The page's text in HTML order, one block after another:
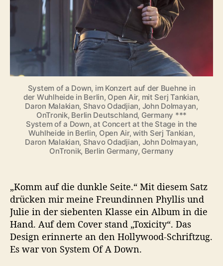
S
e
r
j
T
n
k
i
a
n
u
n
d
r
o
n
M
a
l
System of a Down, im Konzert auf der Buehne in
der Wuhlheide in Berlin, Open Air, mit Serj Tankian,
Daron Malakian, Shavo Odadjian, John Dolmayan,
OnTronik, Berlin Deutschland, Germany ***
System of a Down, at Concert at the Stage in the
Wuhlheide in Berlin, Open Air, with Serj Tankian,
Daron Malakian, Shavo Odadjian, John Dolmayan,
OnTronik, Berlin Germany, Germany
„Komm auf die dunkle Seite.“ Mit diesem Satz
drücken mir meine Freundinnen Phyllis und
Julie in der siebenten Klasse ein Album in die
Hand. Auf dem Cover stand „Toxicity“. Das
Design erinnerte an den Hollywood-Schriftzug.
Es war von System Of A Down.